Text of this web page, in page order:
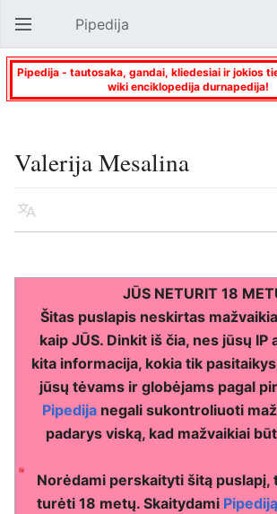
Atverti pagrindinį meniu Pipedija
Pipedija - tautosaka, gandai, kliedesiai ir jokios
wiki enciklopedija durnapedija!
Valerija Mesalina
Kalba
JŪS NETURIT 18
Šitas puslapis neskirtas
kaip JŪS. Dinkit iš čia, nes jūsų IP
kita informacija, kokia tik
jūsų tėvams ir globėjams pagal
Pipedijanegali sukontroliuoti
padarys viską, kad mažvaikiai
Norėdami perskaityti šitą
turėti 18 metų. Skaitydami Pipediją